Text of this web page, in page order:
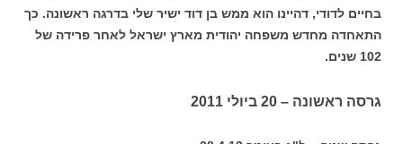
בחיים לדודי, דהיינו הוא ממש בן דוד ישיר שלי בדרגה ראשונה. כך
התאחדה מחדש משפחה יהודית מארץ ישראל לאחר פרידה של
102 שנים.
גרסה ראשונה – 20 ביולי 2011